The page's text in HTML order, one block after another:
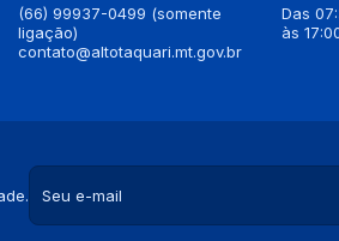
(66) 99937-0499 (somente
ligação)
contato@altotaquari.mt.gov.br
Das
às